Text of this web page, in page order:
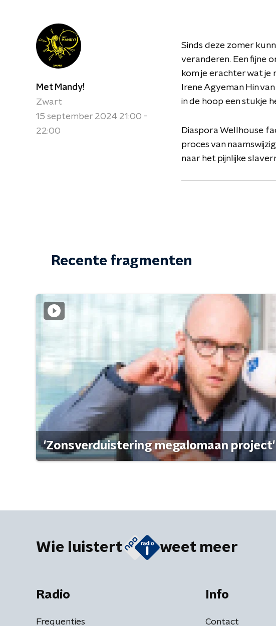
Met Mandy!
Zwart
15 september 2024 21:00 -
22:00
Sinds deze zomer
veranderen. Een fijne
kom je erachter wat je
Irene Agyeman Hin
in de hoop een stukje
Diaspora Wellhouse
proces van
naar het pijnlijke
Recente fragmenten
'Zonsverduistering megalomaan project'
Wie luistert weet meer
Radio
Frequenties
Info
Contact